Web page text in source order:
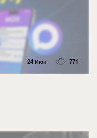
24 Июн 771